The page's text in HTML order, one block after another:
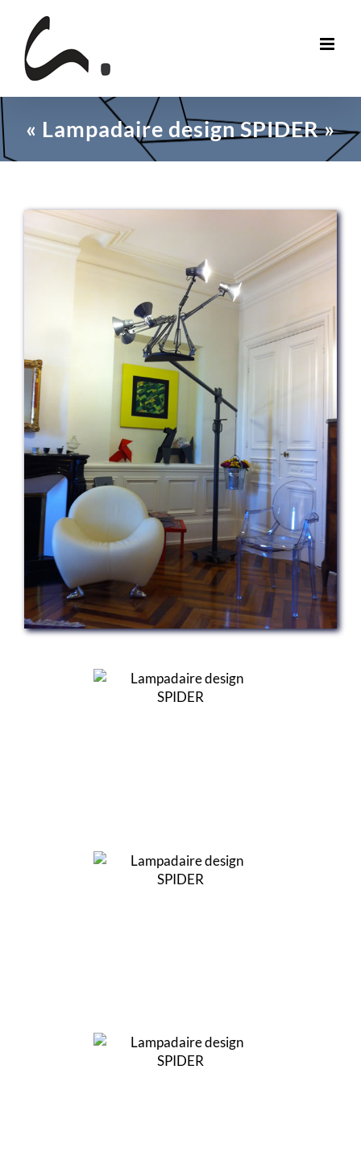
content
« Lampadaire design SPIDER »